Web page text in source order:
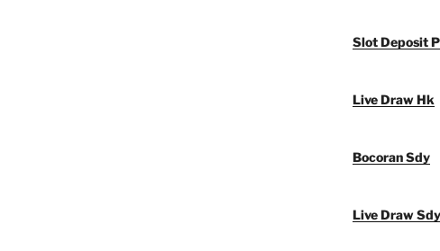
Slot Deposit
Live Draw Hk
Bocoran Sdy
Live Draw Sdy